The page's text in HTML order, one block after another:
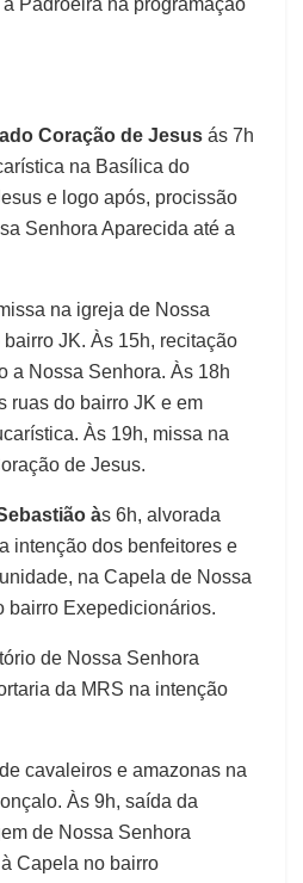
Padroeira na programação
Coração de Jesus ás 7h
na Basílica do
e logo após, procissão
Senhora Aparecida até a
na igreja de Nossa
JK. Às 15h, recitação
a Nossa Senhora. Às 18h
ruas do bairro JK e em
Às 19h, missa na
de Jesus.
às 6h, alvorada
intenção dos benfeitores e
na Capela de Nossa
bairro Exepedicionários.
de Nossa Senhora
da MRS na intenção
cavaleiros e amazonas na
Às 9h, saída da
de Nossa Senhora
Capela no bairro